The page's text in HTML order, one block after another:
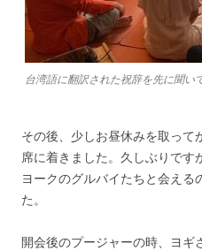
台湾語に翻訳された祝辞を先に聞い
その後、少しお昼休みを取って
席に着きました。久しぶりです
ヨークのグルバイたちと会える
た。
開会後のプージャーの時、ヨギ